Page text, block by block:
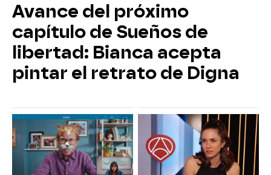
Avance del próximo
capítulo de Sueños de
libertad: Bianca acepta
pintar el retrato de Digna